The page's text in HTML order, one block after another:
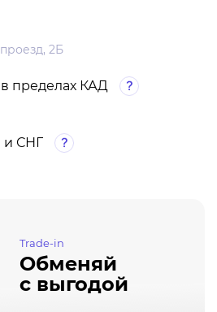
2Б
пределах КАД
и СНГ
Trade-in
Обменяй
с выгодой